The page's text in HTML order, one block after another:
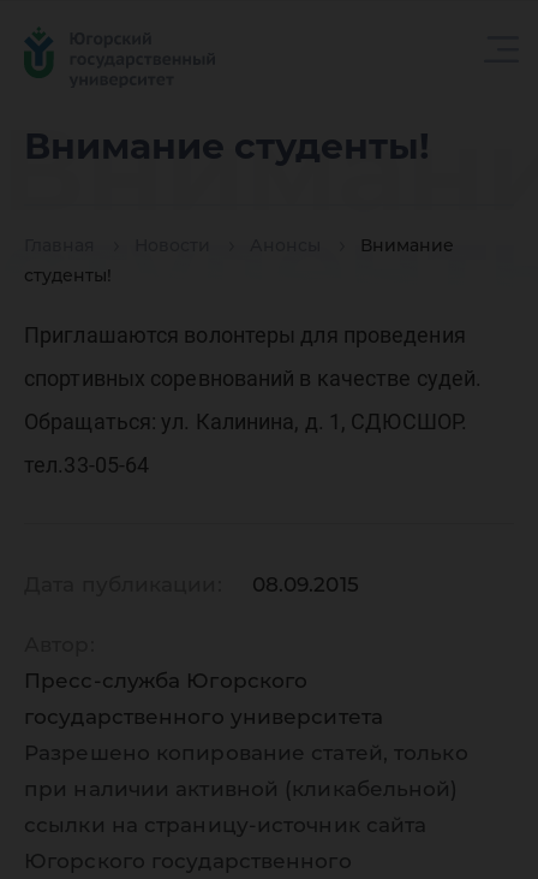
Внимание студенты!
Внимание
студенты!
Приглашаются волонтеры для проведения
спортивных соревнований в качестве судей.
Обращаться: ул. Калинина, д. 1, СДЮСШОР.
тел.33-05-64
08.09.2015
Пресс-служба Югорского
государственного университета
Разрешено копирование статей, только
при наличии активной (кликабельной)
ссылки на страницу-источник сайта
Югорского государственного